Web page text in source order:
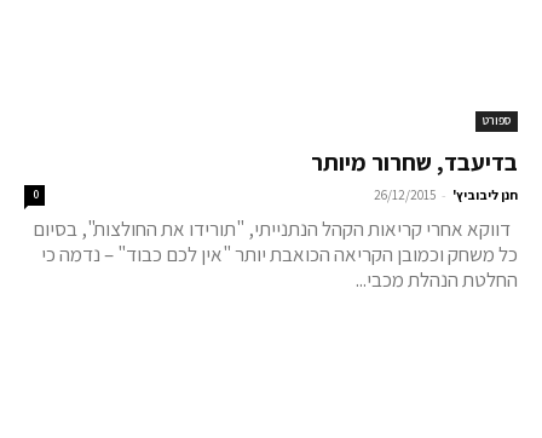
ספורט
בדיעבד, שחרור מיותר
חנן ליבוביץ' -
26/12/2015
0
דווקא אחרי קריאות הקהל הנתנייתי, "תורידו את החולצות", בסיום
כל משחק וכמובן הקריאה הכואבת יותר "אין לכם כבוד" – נדמה כי
החלטת הנהלת מכבי...